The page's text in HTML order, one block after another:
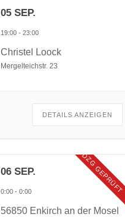
05 SEP.
19:00 - 23:00
Christel Loock
Mergelteichstr. 23
DETAILS ANZEIGEN
06 SEP. DZG GEPRÜFT
0:00 - 0:00
56850 Enkirch an der Mosel